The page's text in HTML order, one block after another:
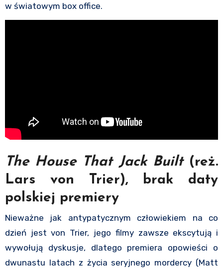
w światowym box office.
The House That Jack Built(reż.
Lars von Trier), brak daty
polskiej premiery
Nieważne jak antypatycznym człowiekiem na co
dzień jest von Trier, jego filmy zawsze ekscytują i
wywołują dyskusje, dlatego premiera opowieści o
dwunastu latach z życia seryjnego mordercy (Matt